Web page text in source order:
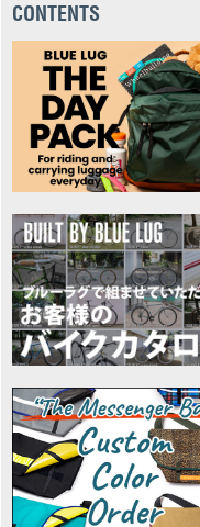
CONTENTS